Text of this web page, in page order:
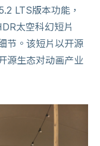
LTS版本功能，
太空科幻短片
节。该短片以开源
源生态对动画产业